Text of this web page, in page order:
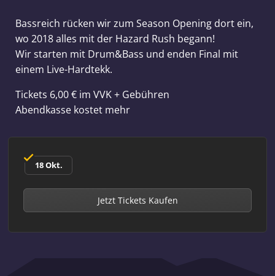
Bassreich rücken wir zum Season Opening dort ein,
wo 2018 alles mit der Hazard Rush begann!
Wir starten mit Drum&Bass und enden Final mit
einem Live-Hardtekk.
Tickets 6,00 € im VVK + Gebühren
Abendkasse kostet mehr
18 Okt.
Jetzt Tickets Kaufen